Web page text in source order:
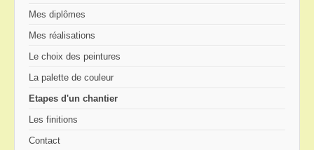
Mes diplômes
Mes réalisations
Le choix des peintures
La palette de couleur
Etapes d'un chantier
Les finitions
Contact